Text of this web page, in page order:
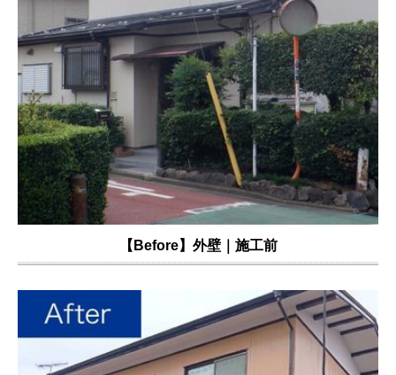
【Before】外壁｜施工前